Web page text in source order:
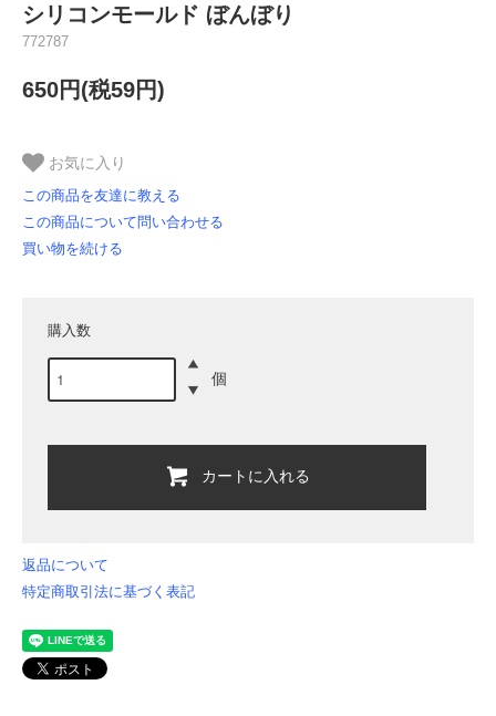
シリコンモールド ぼんぼり
772787
650円(税59円)
お気に入り
この商品を友達に教える
この商品について問い合わせる
買い物を続ける
購入数
個
カートに入れる
返品について
特定商取引法に基づく表記